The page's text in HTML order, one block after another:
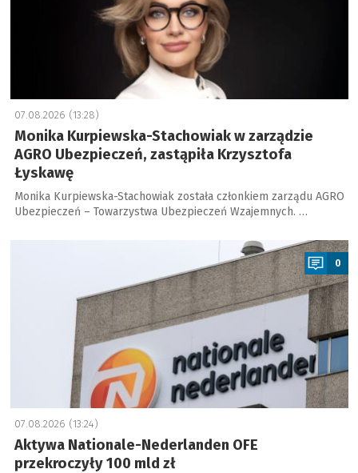
07.08.2026 (13:28)
Monika Kurpiewska-Stachowiak w zarządzie
AGRO Ubezpieczeń, zastąpiła Krzysztofa
Łyskawę
Monika Kurpiewska-Stachowiak została członkiem zarządu AGRO
Ubezpieczeń – Towarzystwa Ubezpieczeń Wzajemnych. …
0
07.08.2026 (13:24)
Aktywa Nationale-Nederlanden OFE
przekroczyły 100 mld zł